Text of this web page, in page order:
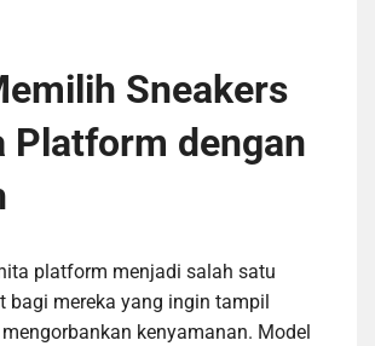
Sneakers
Platform dengan
platform menjadi salah satu
bagi mereka yang ingin tampil
kenyamanan. Model